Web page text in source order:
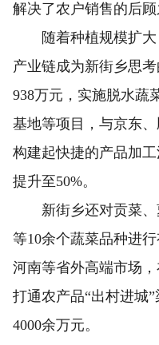
解决了农户销售的后顾
随着种植规模扩大
产业链成为新街乡思
938万元，实施脱水蔬
基地等项目，与京东
构建起快捷的产品加
提升至50%。
新街乡还对贡菜、
等10余个蔬菜品种进
河南等省外高端市场
打通农产品“出村进城
4000余万元。